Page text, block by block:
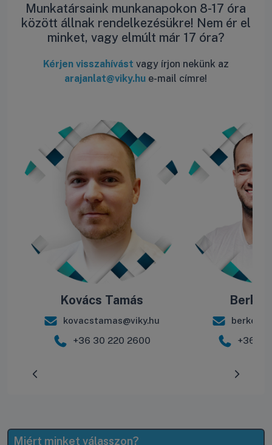
Munkatársaink munkanapokon 8-17 óra
között állnak rendelkezésükre! Nem ér el
minket, vagy elmúlt már 17 óra?
Kérjen visszahívást vagy írjon nekünk az
arajanlat@viky.hu e-mail címre!
Kovács Tamás
kovacstamas@viky.hu
+36 30 220 2600
Berke
+36 30
Miért minket válasszon?